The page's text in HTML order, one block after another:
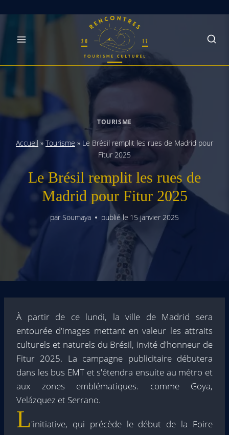
TOURISME
Accueil » Tourisme » Le Brésil remplit les rues de Madrid pour
Fitur 2025
Le Brésil remplit les rues de
Madrid pour Fitur 2025
par Soumaya publié le 15 janvier 2025
À partir de ce lundi, la ville de Madrid sera
entourée d'images mettant en valeur les attraits
culturels et naturels du Brésil, invité d'honneur de
Fitur 2025. La campagne publicitaire débutera
dans les bus EMT et s'étendra ensuite au métro et
aux zones emblématiques. comme Goya,
Velázquez et Serrano.
L'initiative, qui précède le début de la Foire